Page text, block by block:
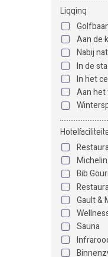
Ligging
Aan de
Nabij
In de
In het
Aan
Bib
Gault &
Sauna